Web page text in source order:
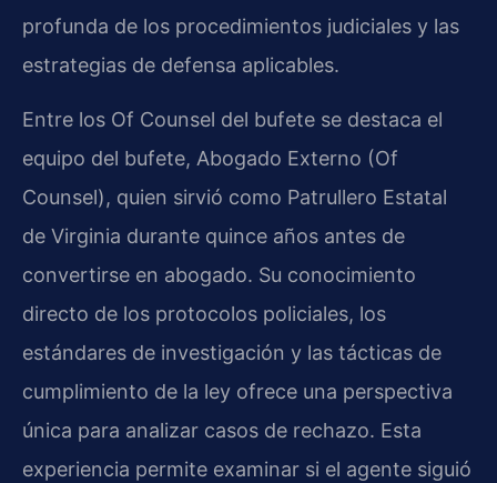
profunda de los procedimientos judiciales y las
estrategias de defensa aplicables.
Entre los Of Counsel del bufete se destaca el
equipo del bufete, Abogado Externo (Of
Counsel), quien sirvió como Patrullero Estatal
de Virginia durante quince años antes de
convertirse en abogado. Su conocimiento
directo de los protocolos policiales, los
estándares de investigación y las tácticas de
cumplimiento de la ley ofrece una perspectiva
única para analizar casos de rechazo. Esta
experiencia permite examinar si el agente siguió